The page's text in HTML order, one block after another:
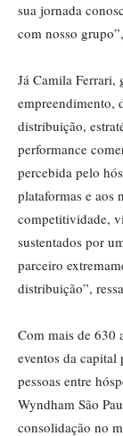
sua jornada
com nosso
Já Camila Ferrari,
empreendimento,
distribuição,
performance
percebida pelo
plataformas e aos
competitividade,
sustentados por
parceiro
distribuição”,
Com mais de 630
eventos da
pessoas entre
Wyndham São
consolidação no